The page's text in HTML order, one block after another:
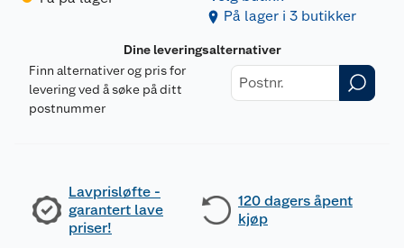
På lager i 3 butikker
Dine leveringsalternativer
Finn alternativer og pris for
levering ved å søke på ditt
postnummer
Lavprisløfte -
garantert lave
priser!
120 dagers åpent
kjøp